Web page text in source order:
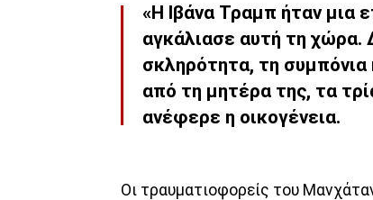
«Η Ιβάνα Τραμπ ήταν μια
αγκάλιασε αυτή τη χώρα.
σκληρότητα, τη συμπόνια
από τη μητέρα της, τα
ανέφερε η οικογένεια.
Οι τραυματιοφορείς του